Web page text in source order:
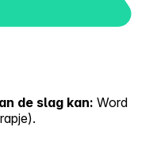
de slag kan: Word